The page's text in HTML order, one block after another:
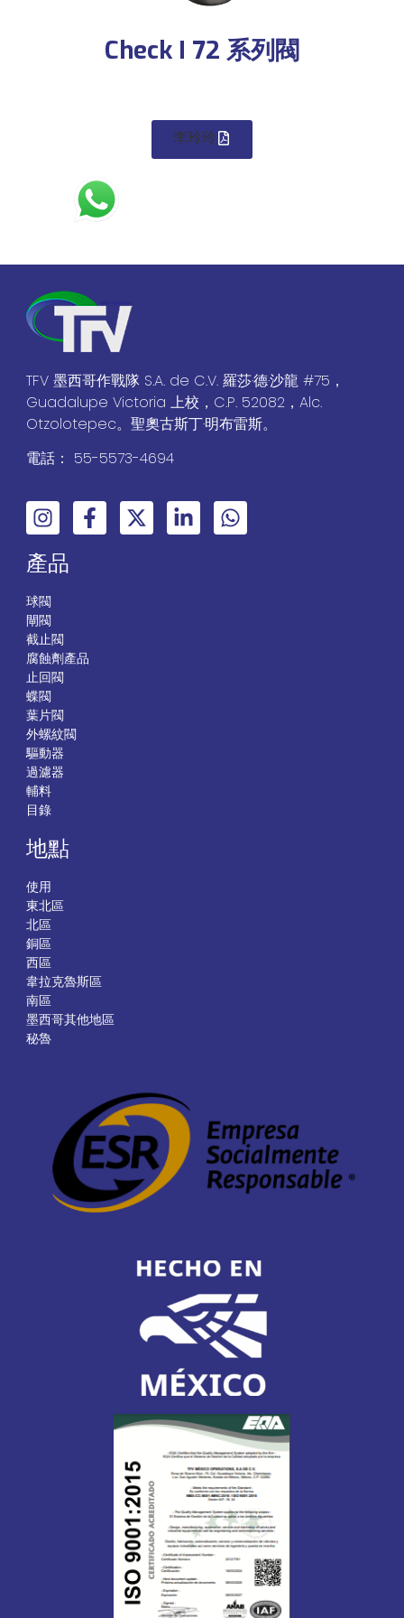
Check I 72 系列閥
李玲玲
TFV 墨西哥作戰隊 S.A. de C.V. 羅莎·德·沙龍 #75，
Guadalupe Victoria 上校，C.P. 52082，Alc.
Otzolotepec。聖奧古斯丁·明布雷斯。
電話： 55-5573-4694
產品
球閥
閘閥
截止閥
腐蝕劑產品
止回閥
蝶閥
葉片閥
外螺紋閥
驅動器
過濾器
輔料
目錄
地點
使用
東北區
北區
銅區
西區
韋拉克魯斯區
南區
墨西哥其他地區
秘魯